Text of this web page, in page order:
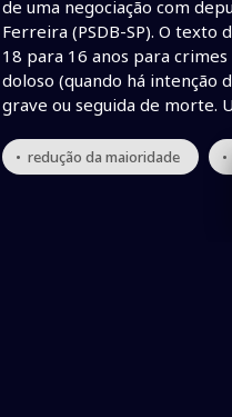
de uma negociação com
Ferreira (PSDB-SP). O
18 para 16 anos para
doloso (quando há intenção
grave ou seguida de morte.
• redução da maioridade